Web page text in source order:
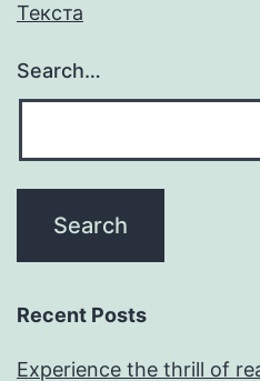
Текста
Search…
Recent Posts
Experience the thrill of